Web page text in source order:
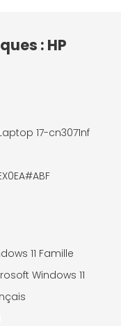
: HP
17-cn3071nf
11 Famille
Windows 11